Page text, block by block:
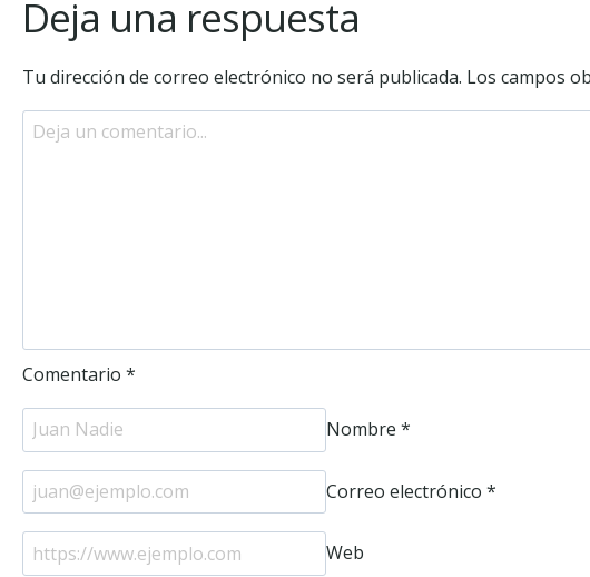
Deja una respuesta
Tu dirección de correo electrónico no será publicada. Los campos
Comentario *
Nombre *
Correo electrónico *
Web